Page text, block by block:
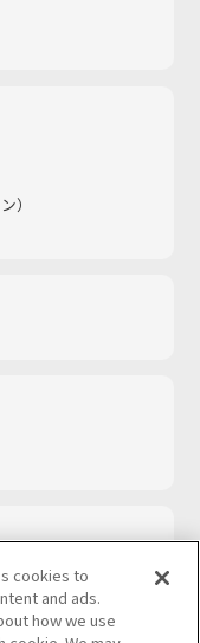
）​
cookies to
and ads.
how we use